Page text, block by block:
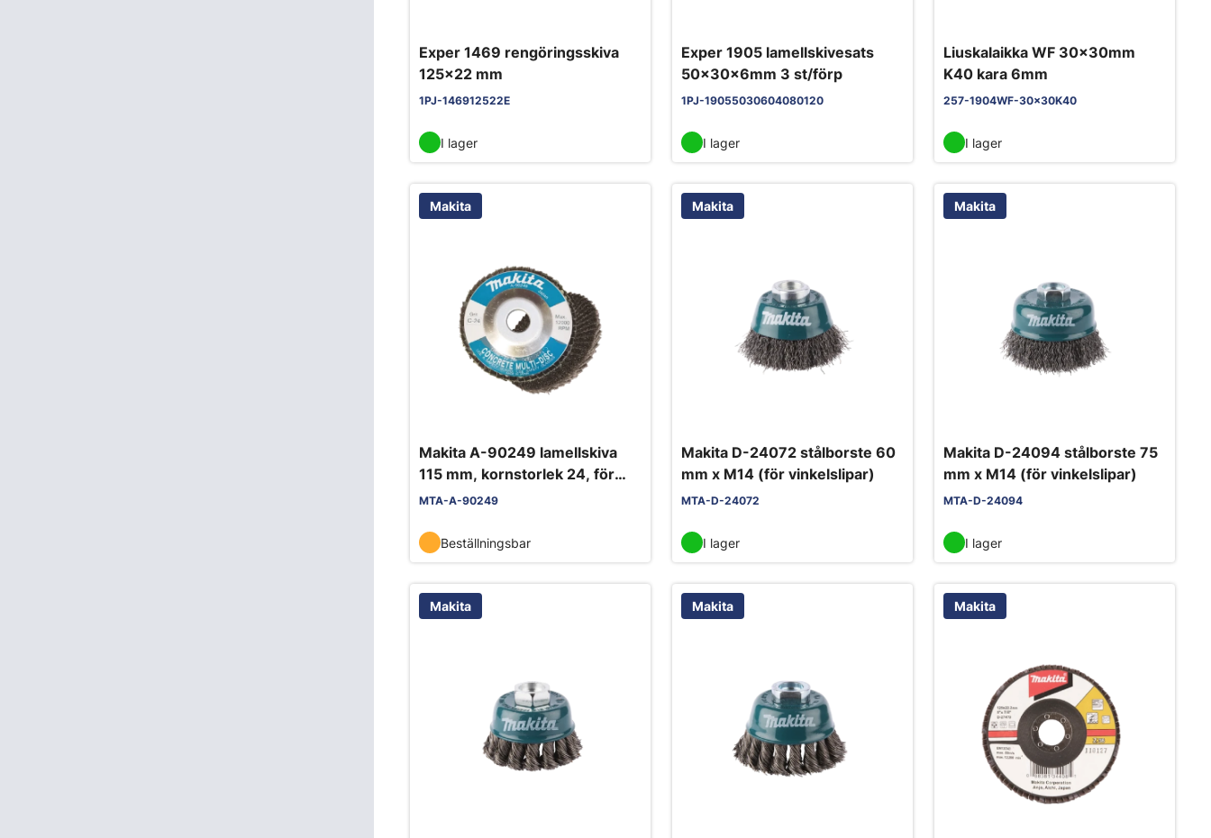
Exper 1469 rengöringsskiva
125x22 mm
1PJ-146912522E
I lager
Exper 1905 lamellskivesats
50x30x6mm 3 st/förp
1PJ-19055030604080120
I lager
Liuskalaikka WF 30x30mm
K40 kara 6mm
257-1904WF-30x30K40
I lager
Makita
Makita A-90249 lamellskiva
115 mm, kornstorlek 24, för
betong
MTA-A-90249
Beställningsbar
Makita
Makita D-24072 stålborste 60
mm x M14 (för vinkelslipar)
MTA-D-24072
I lager
Makita
Makita D-24094 stålborste 75
mm x M14 (för vinkelslipar)
MTA-D-24094
I lager
Makita Makita Makita